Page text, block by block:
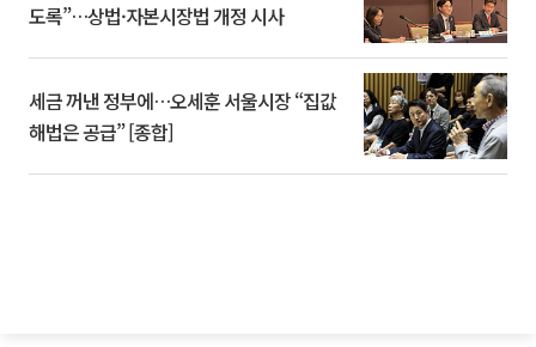
도록”…상법·자본시장법 개정 시사
세금 꺼낸 정부에…오세훈 서울시장 “집값
해법은 공급” [종합]